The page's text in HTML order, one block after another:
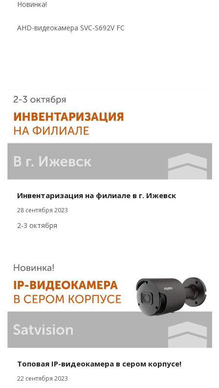
Новинка!
AHD-видеокамера SVC-S692V FC
Инвентаризация на филиале в г. Ижевск
28 сентября 2023
2-3 октября
Топовая IP-видеокамера в сером корпусе!
22 сентября 2023